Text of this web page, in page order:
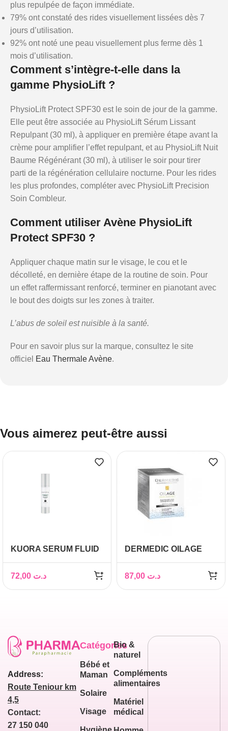
plus repulpée de façon immédiate.
79% ont constaté des rides visuellement lissées dès 7
jours d’utilisation.
92% ont noté une peau visuellement plus ferme dès 1
mois d’utilisation.
Comment s’intègre-t-elle dans la
gamme PhysioLift ?
PhysioLift Protect SPF30 est le soin de jour de la gamme.
Elle peut être associée au PhysioLift Sérum Lissant
Repulpant (30 ml), à appliquer en première étape avant la
crème pour amplifier l’effet repulpant, et au PhysioLift Nuit
Baume Régénérant (30 ml), à utiliser le soir pour tirer
parti de la régénération cellulaire nocturne. Pour les rides
les plus profondes, compléter avec PhysioLift Precision
Soin Combleur.
Comment utiliser Avène PhysioLift
Protect SPF30 ?
Appliquer chaque matin sur le visage, le cou et le
décolleté, en dernière étape de la routine de soin. Pour
un effet raffermissant renforcé, terminer en pianotant avec
le bout des doigts sur les zones à traiter.
L’abus de soleil est nuisible à la santé.
Pour en savoir plus sur la marque, consultez le site
officiel
Eau Thermale Avène.
Vous aimerez peut-être aussi
KUORA SERUM FLUID
50ML
د.ت
DERMEDIC OILAGE
REPARATRICE ANTI-
AGE 50ML
د.ت
Address:
Route Teniour km
4,5
Contact:
27 150 040
Catégories
Bébé et
Maman
Solaire
Visage
Bio &
naturel
Compléments
alimentaires
Matériel
médical